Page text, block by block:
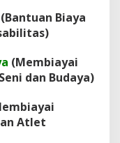
(Bantuan Biaya
(Membiayai
dan Budaya)
Atlet